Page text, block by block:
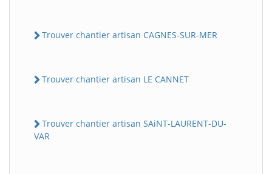
Trouver chantier artisan CAGNES-SUR-MER
Trouver chantier artisan LE CANNET
Trouver chantier artisan SAiNT-LAURENT-DU-
VAR